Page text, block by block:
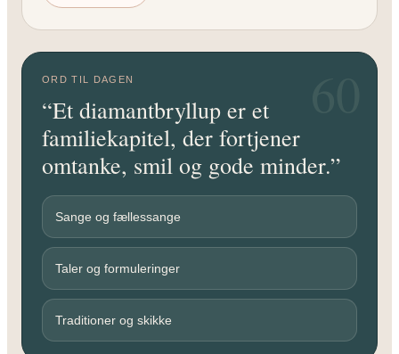
ORD TIL DAGEN
“Et diamantbryllup er et
familiekapitel, der fortjener
omtanke, smil og gode minder.”
Sange og fællessange
Taler og formuleringer
Traditioner og skikke